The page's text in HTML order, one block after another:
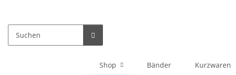
Shop Bänder Kurzwaren